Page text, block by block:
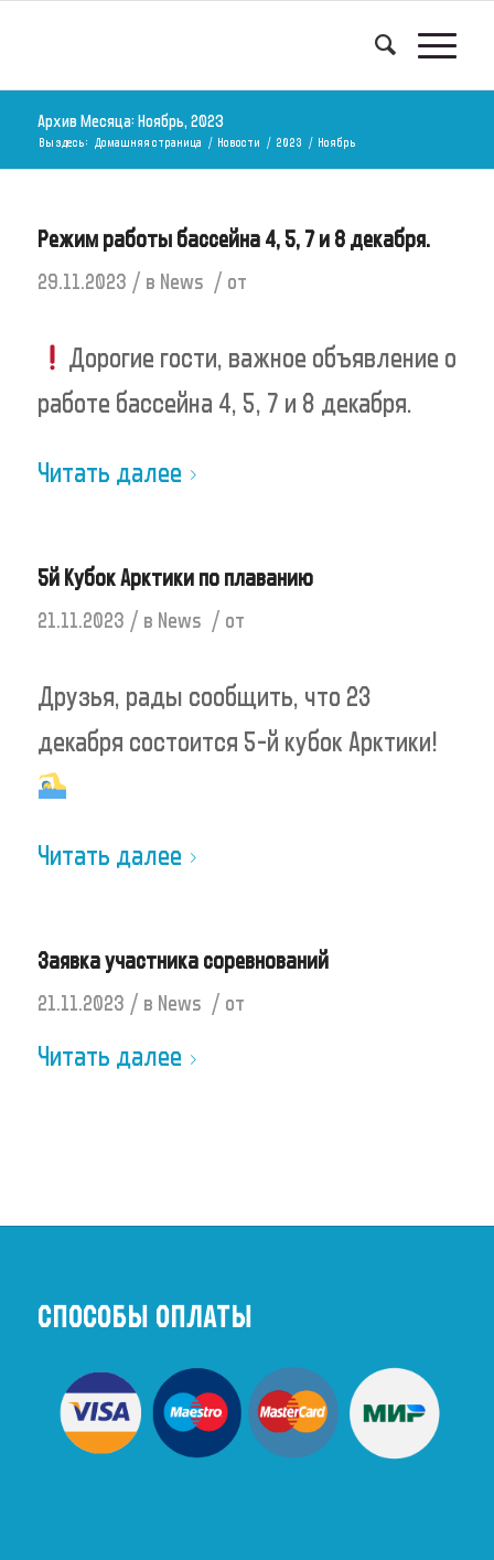
Архив Месяца: Ноябрь, 2023
Вы здесь: Домашняя страница / Новости / 2023 / Ноябрь
Режим работы бассейна 4, 5, 7 и 8 декабря.
29.11.2023 / в News / от
Дорогие гости, важное объявление о
работе бассейна 4, 5, 7 и 8 декабря.
Читать далее
5й Кубок Арктики по плаванию
21.11.2023 / в News / от
Друзья, рады сообщить, что 23
декабря состоится 5-й кубок Арктики!
Читать далее
Заявка участника соревнований
21.11.2023 / в News / от
Читать далее
СПОСОБЫ ОПЛАТЫ